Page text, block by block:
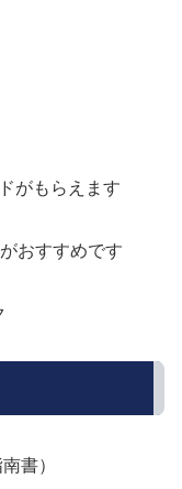
がもらえます
おすすめです
書）